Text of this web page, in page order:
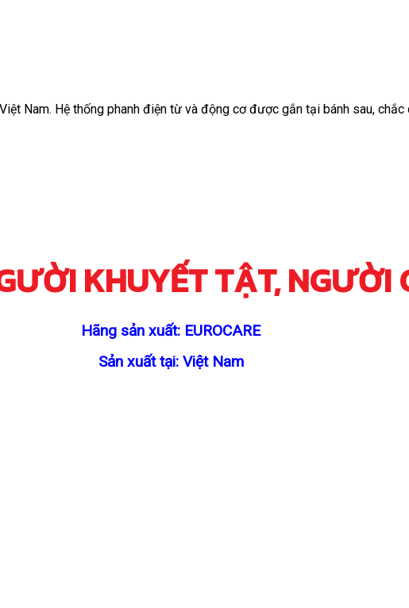
Nam. Hệ thống phanh điện từ và động cơ được gắn tại bánh sau,
KHUYẾT TẬT, NGƯỜI
Hãng sản xuất: EUROCARE
Sản xuất tại: Việt Nam